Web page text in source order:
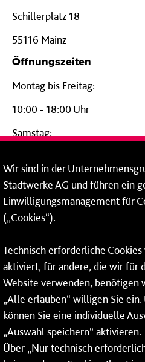
Schillerplatz 18
55116 Mainz
Öffnungszeiten
Montag bis Freitag:
10:00 - 18:00 Uhr
Samstag:
24-Stunden-Telefon*
06131 – 12 77 77
Fax: 06131 – 12 66 66
* Montags bis freitags bis 7
Wochenenden und
Anrufe je nach
RMV oder von nextbike
ausschließlich Auskünfte zum
meinRad.
Wirsind in der
Stadtwerke AG und führen ein
Einwilligungsmanagement für
(„Cookies“).
Technisch erforderliche
aktiviert, für andere, die wir für
Website verwenden,
„Alle erlauben“ willigen Sie
können Sie eine individuelle
„Auswahl speichern“ aktivieren.
Über „Nur technisch